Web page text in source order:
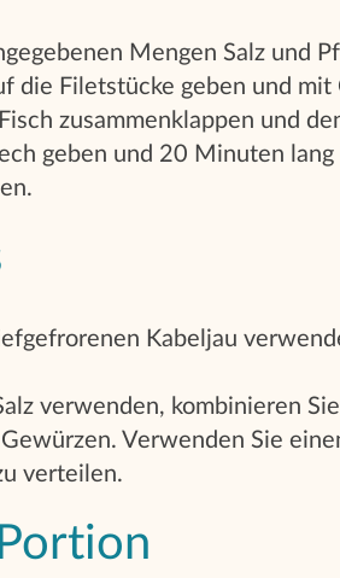
Mengen Salz und
die Filetstücke geben und
zusammenklappen und
geben und 20 Minuten lang
Kabeljau
verwenden, kombinieren
Verwenden Sie
verteilen.